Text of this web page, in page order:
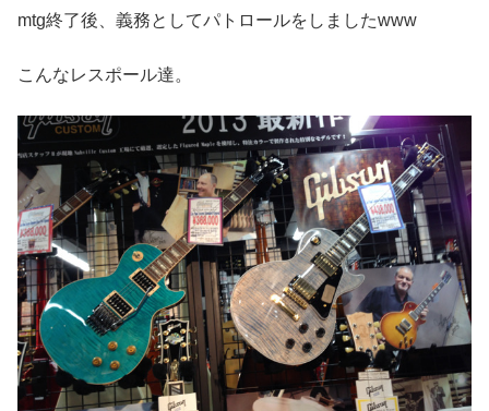
mtg終了後、義務としてパトロールをしましたwww
こんなレスポール達。